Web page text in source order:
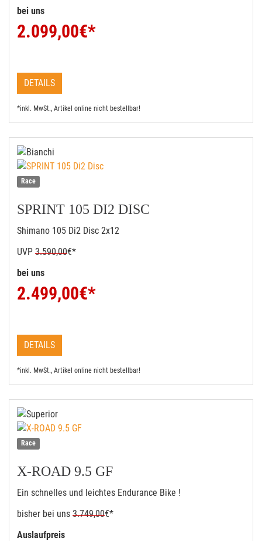
bei uns
2.099,00€*
DETAILS
*inkl. MwSt., Artikel online nicht bestellbar!
Race
SPRINT 105 DI2 DISC
Shimano 105 Di2 Disc 2x12
UVP 3.590,00€*
bei uns
2.499,00€*
DETAILS
*inkl. MwSt., Artikel online nicht bestellbar!
Race
X-ROAD 9.5 GF
Ein schnelles und leichtes Endurance Bike !
bisher bei uns 3.749,00€*
Auslaufpreis